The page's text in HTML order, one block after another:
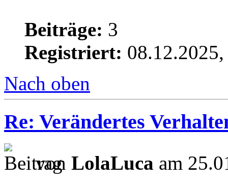
Beiträge: 3
Registriert:
Nach oben
Re: Verändertes
von LolaLuca am